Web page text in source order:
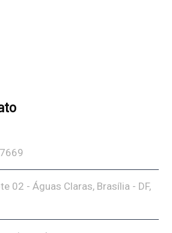
02 - Águas Claras, Brasília - DF,